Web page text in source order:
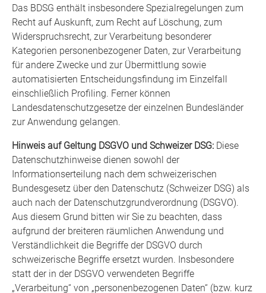
Das BDSG enthält insbesondere Spezialregelungen zum
Recht auf Auskunft, zum Recht auf Löschung, zum
Widerspruchsrecht, zur Verarbeitung besonderer
Kategorien personenbezogener Daten, zur Verarbeitung
für andere Zwecke und zur Übermittlung sowie
automatisierten Entscheidungsfindung im Einzelfall
einschließlich Profiling. Ferner können
Landesdatenschutzgesetze der einzelnen Bundesländer
zur Anwendung gelangen.
Hinweis auf Geltung DSGVO und Schweizer DSG: Diese
Datenschutzhinweise dienen sowohl der
Informationserteilung nach dem schweizerischen
Bundesgesetz über den Datenschutz (Schweizer DSG) als
auch nach der Datenschutzgrundverordnung (DSGVO).
Aus diesem Grund bitten wir Sie zu beachten, dass
aufgrund der breiteren räumlichen Anwendung und
Verständlichkeit die Begriffe der DSGVO durch
schweizerische Begriffe ersetzt wurden. Insbesondere
statt der in der DSGVO verwendeten Begriffe
„Verarbeitung“ von „personenbezogenen Daten“ (bzw. kurz